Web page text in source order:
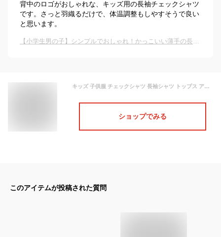
背中のロゴがおしゃれな、キッズ用の長袖チェックシャツ
です。さっと羽織るだけで、体温調整もしやすそうで良い
と思います。
【小学生男の子】シンプルでおしゃれ！かっこいい薄手の長袖シャツは？
キッズ 子供服 チェックシャツ 長袖シャツ トップス アウター カジュアル 男の子 子ども服 こども服 キッズ服 秋冬 冬服 ロゴ入り バックプリント ゆったり おしゃれ かっこいい 可愛い ジュニア 長袖 英文字 薄手 110 120 130 140 150 160 KCFA034
ショップでみる
このアイテムが投稿された質問